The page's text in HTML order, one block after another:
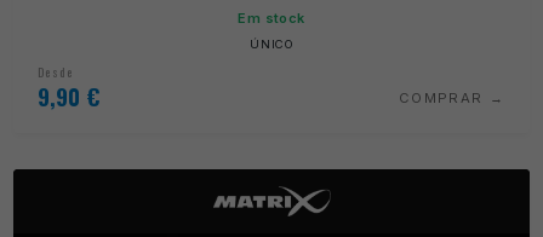
Em stock
ÚNICO
Desde
9,90 € COMPRAR